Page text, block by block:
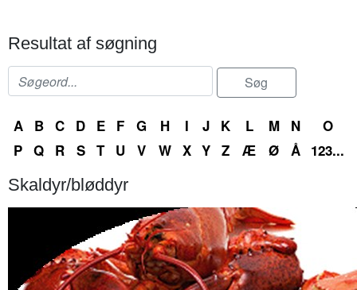
Resultat af søgning
A B C D E F G H I J K L M N
O
P Q R S T U V W X Y Z Æ Ø Å 123...
Skaldyr/bløddyr